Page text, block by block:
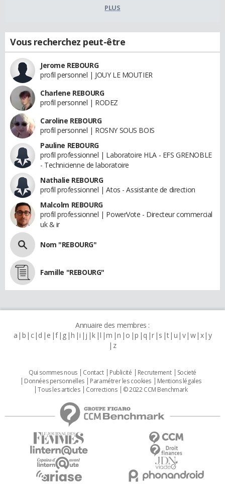
PLUS
Vous recherchez peut-être
Jerome REBOURG
profil personnel | JOUY LE MOUTIER
Charlene REBOURG
profil personnel | RODEZ
Caroline REBOURG
profil personnel | ROSNY SOUS BOIS
Pauline REBOURG
profil professionnel | Laboratoire HLA - EFS GRENOBLE
- Technicienne de laboratoire
Nathalie REBOURG
profil professionnel | Atos - Assistante de direction
Malcolm REBOURG
profil professionnel | PowerVote - Directeur commercial
uk & ir
Nom "REBOURG"
Famille "REBOURG"
Annuaire des membres :
a b c d e f g h i j k l m n o p q r s t u v w x y
z
Qui sommes nous Contact Publicité Recrutement
Societé
Données personnelles
Paramétrer les cookies
Mentions légales
Tous les articles
Corrections © 2022 CCM Benchmark